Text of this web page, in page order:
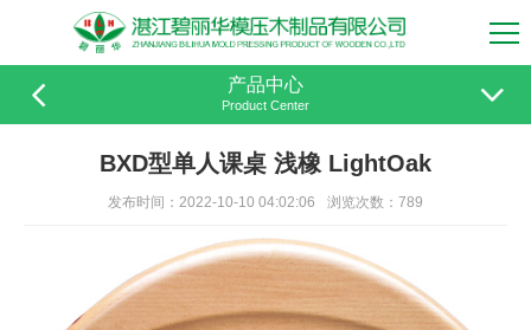
产品中心
Product Center
BXD型单人课桌 浅橡 LightOak
发布时间：2022-10-10 04:02:06 浏览次数：789